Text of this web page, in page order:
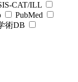
CAT/ILL
PubMed
術DB